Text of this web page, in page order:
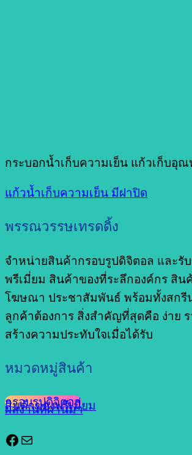
กระบอกน้ำเก็บความเย็น แก้วเก็บอุ
แก้วน้ำเก็บความเย็น มีฝาปิด
พรรณวรรษเทรดดิ้ง
จำหน่ายสินค้ากรอบรูปดิจิตอล และรั
พรีเมี่ยม สินค้าของที่ระลึกองค์กร สิน
โฆษณา ประชาสัมพันธ์ พร้อมทั้งสกรี
ลูกค้าต้องการ สิ่งสำคัญที่สุดคือ ง่าย
สร้างความประทับใจเมื่อได้รับ
หมวดหมู่สินค้า
กรอบรูปดิจิตอล
สินค้าของพรีเมี่ยม
ผลงานที่ผ่านมา
Facebook
Mail